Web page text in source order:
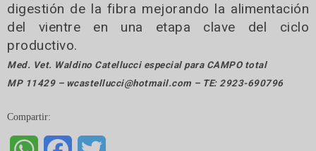
digestión de la fibra mejorando la alimentación
del vientre en una etapa clave del ciclo
productivo.
Med. Vet. Waldino Catellucci especial para CAMPO total
MP 11429 – wcastellucci@hotmail.com – TE: 2923-690796
Compartir:
WhatsAppFacebook